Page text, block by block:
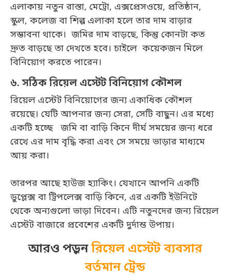
এলাকায় নতুন রাস্তা, মেট্রো, এক্সপ্রেসওয়ে, প্রতিষ্ঠান,
স্কুল, কলেজ বা শিল্প এলাকা হলে তার দাম বাড়ার
সম্ভাবনা থাকে। জমির দাম বাড়ছে, কিন্তু কোনটা কত
দ্রুত বাড়ছে তা দেখতে হবে। চাইলে কয়েকজন মিলে
বিনিয়োগ করতে পারেন।
৬. সঠিক রিয়েল এস্টেট বিনিয়োগ কৌশল
রিয়েল এস্টেট বিনিয়োগের জন্য একাধিক কৌশল
রয়েছে। যেটি আপনার জন্য সেরা, সেটি বাছুন। এর মধ্যে
একটি হচ্ছে জমি বা বাড়ি কিনে দীর্ঘ সময়ের জন্য ধরে
রেখে এর দাম বৃদ্ধি করা এবং সে সময়ে ভাড়ার মাধ্যমে
আয় করা।
তারপর আছে হাউজ হ্যাকিং। যেখানে আপনি একটি
ডুপ্লেক্স বা ট্রিপলেক্স বাড়ি কিনে, এর একটি ইউনিটে
থেকে অন্যগুলো ভাড়া দিবেন। এটি নতুনদের জন্য রিয়েল
এস্টেট বাজারে প্রবেশের একটি দুর্দান্ত উপায়।
আরও পড়ুনরিয়েল এস্টেট ব্যবসার
বর্তমান ট্রেন্ড